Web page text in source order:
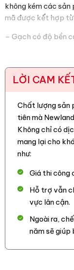
không kém các sản
mã được kết hợp từ
– Gạch có độ bền
mật độ cao, sân
– Gạch cổ lát nền
bề mặt gạch có
mưa
Newlando
Đông Á
Newlando là đơn vị
chuyên cung cấp
vật liệu hoàn
phân phối trực tiếp
tay khách hàng.
khách hàng sẽ
chuyển. Chính
LỜI CAM
Chất lượng sản
tiên mà
Không chỉ có
mang lại cho
như:
Giá thi công
Hỗ trợ vẫn
vực lân cận.
Ngoài ra,
năm sẽ giúp